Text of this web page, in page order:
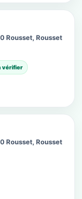
Rousset, Rousset
vérifier
Rousset, Rousset